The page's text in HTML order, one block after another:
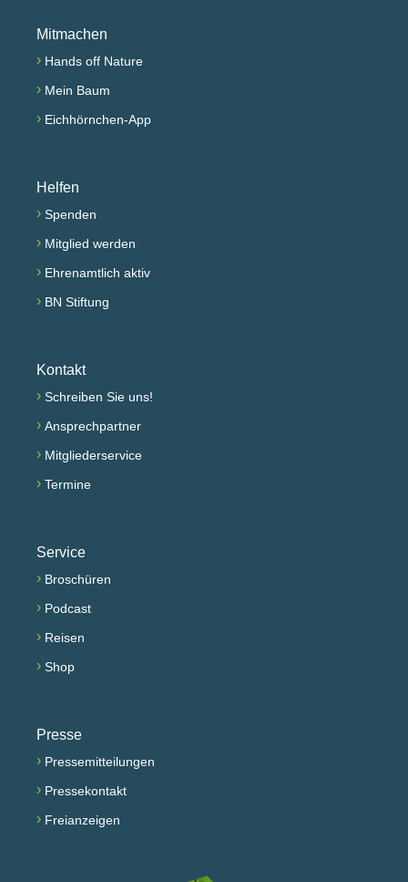
Mitmachen
› Hands off Nature
› Mein Baum
› Eichhörnchen-App
Helfen
› Spenden
› Mitglied werden
› Ehrenamtlich aktiv
› BN Stiftung
Kontakt
› Schreiben Sie uns!
› Ansprechpartner
› Mitgliederservice
› Termine
Service
› Broschüren
› Podcast
› Reisen
› Shop
Presse
› Pressemitteilungen
› Pressekontakt
› Freianzeigen